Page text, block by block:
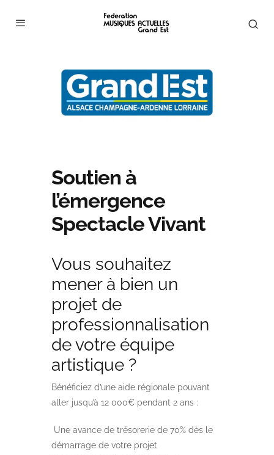
Soutien à
l’émergence
Spectacle Vivant
Vous souhaitez
mener à bien un
projet de
professionnalisation
de votre équipe
artistique ?
Bénéficiez d’une aide régionale pouvant
aller jusqu’à 12 000€ pendant 2 ans :
Une avance de trésorerie de 70% dès le
démarrage de votre projet